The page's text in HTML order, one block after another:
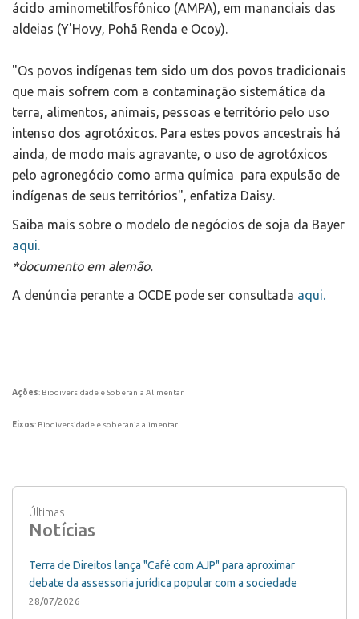
ácido aminometilfosfônico (AMPA), em mananciais das
aldeias (Y'Hovy, Pohã Renda e Ocoy).
"Os povos indígenas tem sido um dos povos tradicionais
que mais sofrem com a contaminação sistemática da
terra, alimentos, animais, pessoas e território pelo uso
intenso dos agrotóxicos. Para estes povos ancestrais há
ainda, de modo mais agravante, o uso de agrotóxicos
pelo agronegócio como arma química para expulsão de
indígenas de seus territórios", enfatiza Daisy.
Saiba mais sobre o modelo de negócios de soja da Bayer
aqui.
*documento em alemão.
A denúncia perante a OCDE pode ser consultada aqui.
Ações: Biodiversidade e Soberania Alimentar
Eixos: Biodiversidade e soberania alimentar
Últimas
Notícias
Terra de Direitos lança "Café com AJP" para aproximar
debate da assessoria jurídica popular com a sociedade
28/07/2026